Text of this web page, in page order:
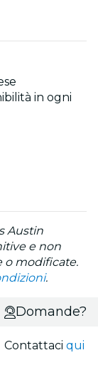
in ogni
Austin
e non
o modificate.
.
Domande?
Contattaciqui